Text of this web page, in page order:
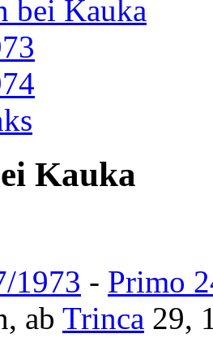
bei Kauka
Kauka
1973 - Primo
ab Trinca 29,